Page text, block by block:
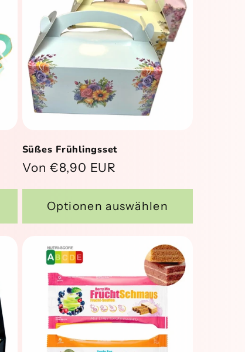
Süßes Frühlingsset
Normaler
Von €8,90 EUR
Optionen auswählen